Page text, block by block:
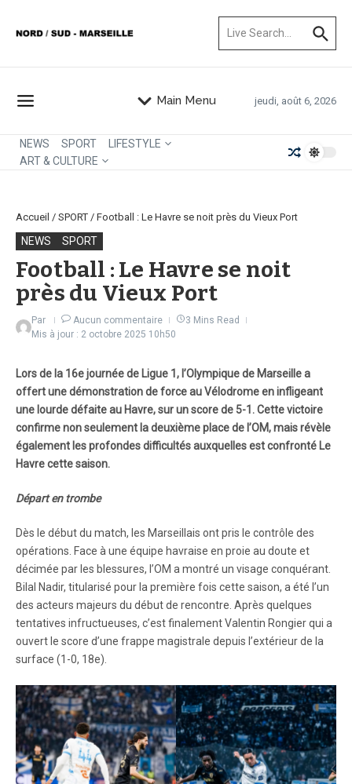
Main Menu jeudi, août 6, 2026
NEWS SPORT
LIFESTYLE
ART & CULTURE
Accueil / SPORT / Football : Le Havre se noit près du Vieux Port
NEWS SPORT
Football : Le Havre se noit
près du Vieux Port
Par Aucun commentaire
3 Mins Read
Mis à jour : 2 octobre 2025 10h50
Lors de la 16e journée de Ligue 1, l’Olympique de Marseille a
offert une démonstration de force au Vélodrome en infligeant
une lourde défaite au Havre, sur un score de 5-1. Cette victoire
confirme non seulement la deuxième place de l’OM, mais révèle
également les profondes difficultés auxquelles est confronté Le
Havre cette saison.
Départ en trombe
Dès le début du match, les Marseillais ont pris le contrôle des
opérations. Face à une équipe havraise en proie au doute et
décimée par les blessures, l’OM a montré un visage conquérant.
Bilal Nadir, titularisé pour la première fois cette saison, a été l’un
des acteurs majeurs du début de rencontre. Après quelques
tentatives infructueuses, c’est finalement Valentin Rongier qui a
ouvert le score d’une frappe magistrale depuis l’extérieur de la
surface (1-0, 18e).